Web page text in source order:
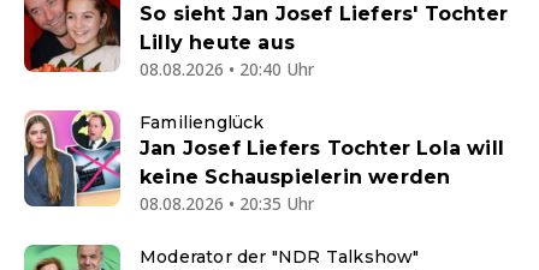
So sieht Jan Josef Liefers' Tochter
Lilly heute aus
08.08.2026 • 20:40 Uhr
Familienglück
Jan Josef Liefers Tochter Lola will
keine Schauspielerin werden
08.08.2026 • 20:35 Uhr
Moderator der "NDR Talkshow"